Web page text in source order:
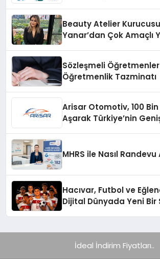
Beauty Atelier
Yanar’dan Çok Amaçlı
Sözleşmeli
Öğretmenlik Tazminatı
Arisar Otomotiv, 100
Aşarak Türkiye’nin
MHRS ile Nasıl Randevu
Hacıvar, Futbol ve
Dijital Dünyada Yeni Bir
İdeal İndirim Fiyatları..